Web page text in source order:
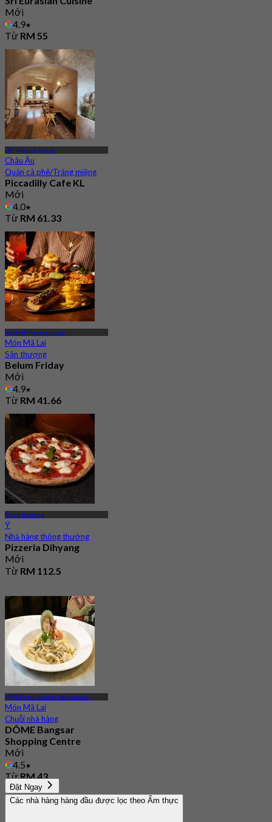
Mới
4.9
Từ RM 55
LRT Masjid Jamek
Châu Âu
Quán cà phê/Tráng miệng
Piccadilly Cafe KL
Mới
4.0
Từ RM 61.33
Wilayah Persekutuan
Món Mã Lai
Sân thượng
Belum Friday
Mới
4.9
Từ RM 41.66
Bukit Bintang
Ý
Nhà hàng thông thường
Pizzeria Dihyang
Mới
Từ RM 112.5
MRT Pusat Bandar Damansara
Món Mã Lai
Chuỗi nhà hàng
DÔME Bangsar
Shopping Centre
Mới
4.5
Từ RM 43
Đặt Ngay
Các nhà hàng hàng đầu được lọc theo Ẩm thực